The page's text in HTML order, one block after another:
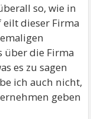
so, wie in
eilt dieser Firma
über die Firma
es zu sagen
ich auch nicht,
geben